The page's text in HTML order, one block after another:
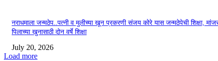
नराधमाला जन्मठेप..पत्नी व मुलीच्या खून प्रकरणी संजय कोरे यास जन्मठेपेची शिक्षा,
पिलाच्या खुनासाठी दोन वर्षे शिक्षा
July 20, 2026
Load more